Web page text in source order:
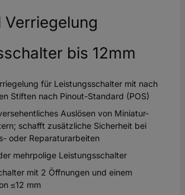
Verriegelung
bis 12mm
für Leistungsschalter mit nach
Stiften nach Pinout-Standard (POS)
Auslösen von Miniatur-
schafft zusätzliche Sicherheit bei
oder Reparaturarbeiten
mehrpolige Leistungsschalter
mit 2 Öffnungen und einem
≤12 mm